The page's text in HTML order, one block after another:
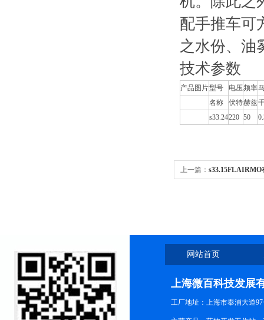
配手推车可
之水份、油
技术参数
产品图片型号 电压频率
名称
伏特赫兹
s33.24220 50
上一篇： s33.15FLAIRMO
网站首页
上海微百科技发展
工厂地址：上海市奉浦大道